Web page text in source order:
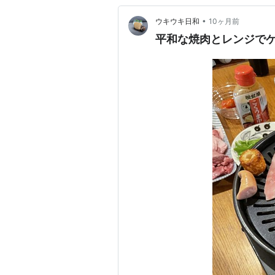
ウキウキ日和 • 10ヶ月前
平和な焼肉とレンジで